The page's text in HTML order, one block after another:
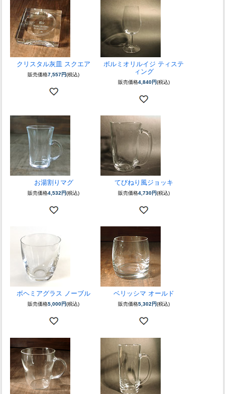
クリスタル灰皿 スクエア
販売価格7,557円(税込)
ボルミオリルイジ ティステ
ィング
販売価格4,840円(税込)
お湯割りマグ
販売価格4,532円(税込)
てびねり風ジョッキ
販売価格4,730円(税込)
ボヘミアグラス ノーブル
販売価格5,000円(税込)
ベリッシマ オールド
販売価格5,302円(税込)